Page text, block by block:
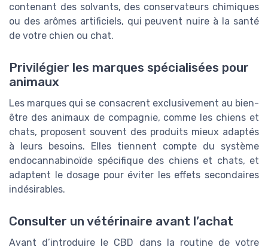
contenant des solvants, des conservateurs chimiques
ou des arômes artificiels, qui peuvent nuire à la santé
de votre chien ou chat.
Privilégier les marques spécialisées pour
animaux
Les marques qui se consacrent exclusivement au bien-
être des animaux de compagnie, comme les chiens et
chats, proposent souvent des produits mieux adaptés
à leurs besoins. Elles tiennent compte du système
endocannabinoïde spécifique des chiens et chats, et
adaptent le dosage pour éviter les effets secondaires
indésirables.
Consulter un vétérinaire avant l’achat
Avant d’introduire le CBD dans la routine de votre